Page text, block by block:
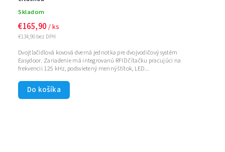
Skladom
€134,90 bez DPH
€165,90 / ks
Do košíka
Dvojtlačidlová kovová dverná jednotka pre dvojvodičový systém
Easydoor. Zariadenie má integrovanú RFID čítačku pracujúci na
frekvencii 125 kHz, podsvietený menný štítok, LED...